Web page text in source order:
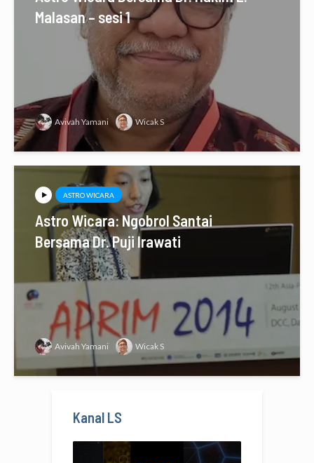
Malasan – sesi 1
Avivah Yamani Wicak S
ASTRO WICARA
Astro Wicara: Ngobrol Santai
Bersama Dr. Puji Irawati
Avivah Yamani Wicak S
Kanal LS